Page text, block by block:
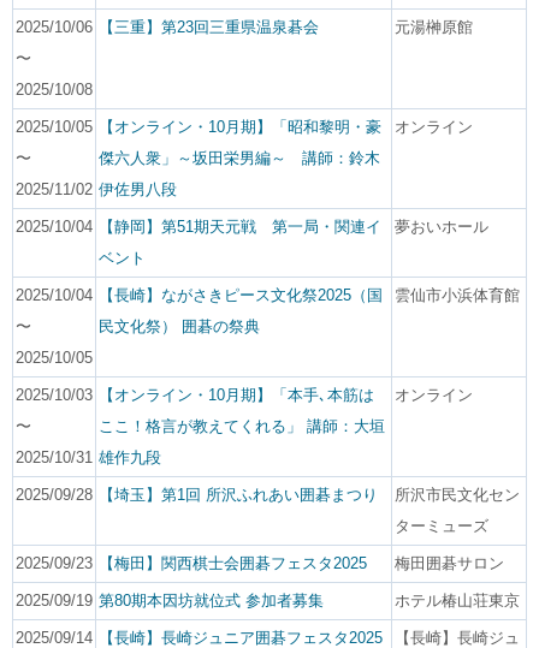
2025/10/06
〜
2025/10/08
【三重】第23回三重県温泉碁会 元湯榊原館
2025/10/05
〜
2025/11/02
【オンライン・10月期】「昭和黎明・豪
傑六人衆」～坂田栄男編～ 講師：鈴木
伊佐男八段
オンライン
2025/10/04
【静岡】第51期天元戦 第一局・関連イ
ベント
夢おいホール
2025/10/04
〜
2025/10/05
【長崎】ながさきピース文化祭2025（国
民文化祭） 囲碁の祭典
雲仙市小浜体育館
2025/10/03
〜
2025/10/31
【オンライン・10月期】「本手､本筋は
ここ！格言が教えてくれる」 講師：大垣
雄作九段
オンライン
2025/09/28 【埼玉】第1回 所沢ふれあい囲碁まつり
所沢市民文化セン
ターミューズ
2025/09/23 【梅田】関西棋士会囲碁フェスタ2025 梅田囲碁サロン
2025/09/19 第80期本因坊就位式 参加者募集 ホテル椿山荘東京
2025/09/14 【長崎】長崎ジュニア囲碁フェスタ2025
【長崎】長崎ジュ